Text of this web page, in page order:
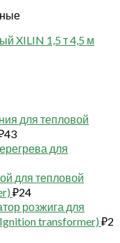
XILIN 1,5 т 4,5 м
для тепловой
43
для
для тепловой
₽24
розжига для
transformer) ₽2